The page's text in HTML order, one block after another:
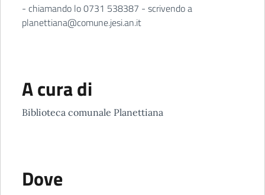
- chiamando lo 0731 538387 - scrivendo a
planettiana@comune.jesi.an.it
A cura di
Biblioteca comunale Planettiana
Dove